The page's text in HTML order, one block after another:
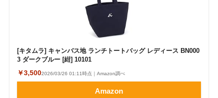
[キタムラ] キャンバス地 ランチトートバッグ レディース BN000
3 ダークブルー [紺] 10101
￥3,5002026/03/26 01:11時点｜Amazon調べ
Amazon